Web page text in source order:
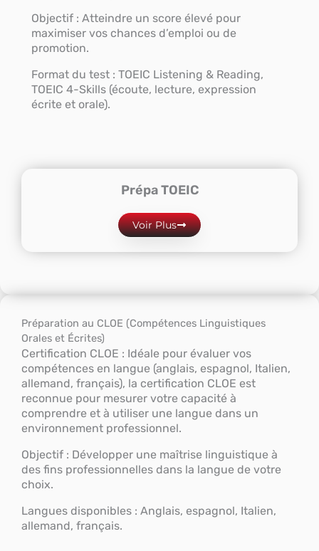
Objectif : Atteindre un score élevé pour
maximiser vos chances d’emploi ou de
promotion.
Format du test : TOEIC Listening & Reading,
TOEIC 4-Skills (écoute, lecture, expression
écrite et orale).
Prépa TOEIC
Voir Plus
Préparation au CLOE (Compétences Linguistiques
Orales et Écrites)
Certification CLOE : Idéale pour évaluer vos
compétences en langue (anglais, espagnol, Italien,
allemand, français), la certification CLOE est
reconnue pour mesurer votre capacité à
comprendre et à utiliser une langue dans un
environnement professionnel.
Objectif : Développer une maîtrise linguistique à
des fins professionnelles dans la langue de votre
choix.
Langues disponibles : Anglais, espagnol, Italien,
allemand, français.